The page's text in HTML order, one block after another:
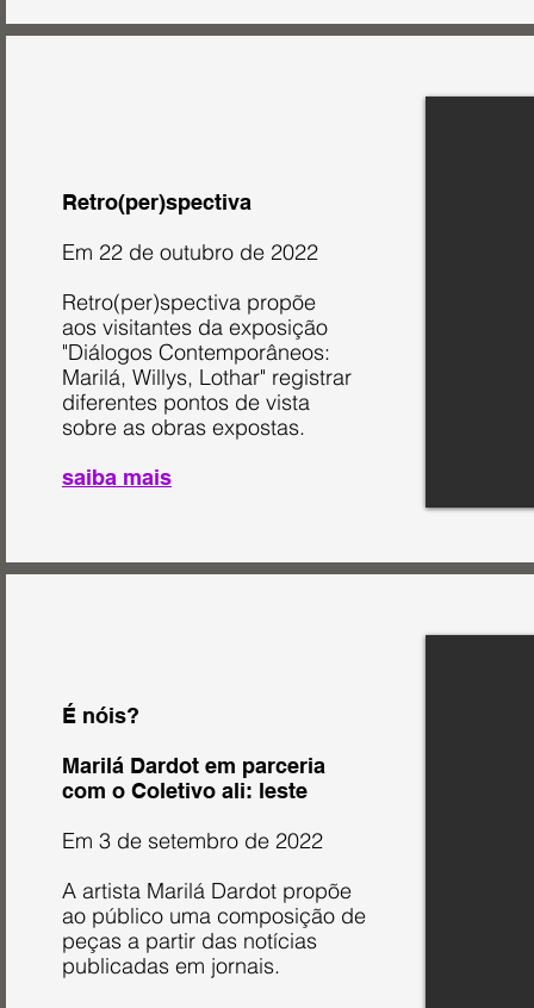
Retro(per)spectiva
Em 22 de outubro de 2022
Retro(per)spectiva propõe
aos visitantes da exposição
"Diálogos Contemporâneos:
Marilá, Willys, Lothar" registrar
diferentes pontos de vista
sobre as obras expostas.
saiba mais
É nóis?
Marilá Dardot em parceria
com o Coletivo ali: leste
Em 3 de setembro de 2022
A artista Marilá Dardot propõe
ao público uma composição de
peças a partir das notícias
publicadas em jornais.